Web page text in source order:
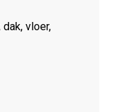
vloer,